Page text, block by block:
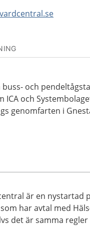
buss- och
ICA och
genomfarten i
är en nystartad
har avtal med
det är samma